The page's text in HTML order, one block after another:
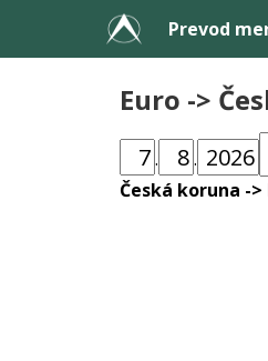
Prevod
Euro ->
. .
Česká koruna ->